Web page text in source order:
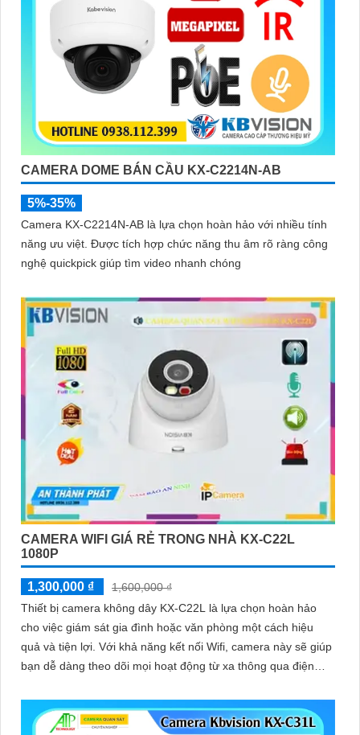
CAMERA DOME BÁN CẦU KX-C2214N-AB
5%-35%
Camera KX-C2214N-AB là lựa chọn hoàn hảo với nhiều tính
năng ưu việt. Được tích hợp chức năng thu âm rõ ràng công
nghệ quickpick giúp tìm video nhanh chóng
CAMERA WIFI GIÁ RẺ TRONG NHÀ KX-C22L
1080P
1,300,000 ₫
1,600,000 ₫
Thiết bị camera không dây KX-C22L là lựa chọn hoàn hảo
cho việc giám sát gia đình hoặc văn phòng một cách hiệu
quả và tiện lợi. Với khả năng kết nối Wifi, camera này sẽ giúp
bạn dễ dàng theo dõi mọi hoạt động từ xa thông qua điện